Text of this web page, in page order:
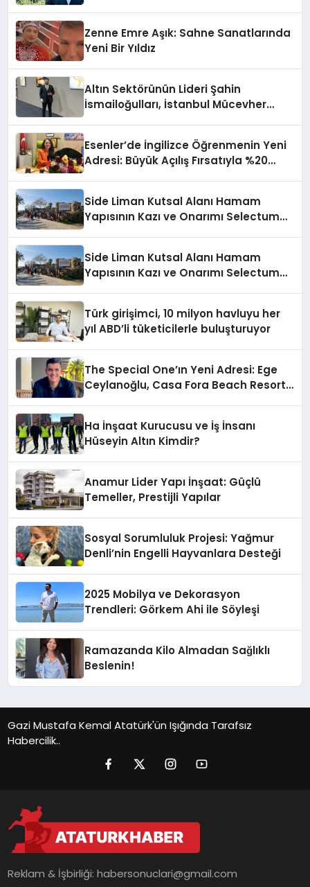
Zenne Emre Aşık: Sahne Sanatlarında
Yeni Bir Yıldız
Altın Sektörünün Lideri Şahin
İsmailoğulları, İstanbul Mücevher
Esenler’de İngilizce Öğrenmenin Yeni
Adresi: Büyük Açılış Fırsatıyla %20
Side Liman Kutsal Alanı Hamam
Yapısının Kazı ve Onarımı Selectum
Side Liman Kutsal Alanı Hamam
Yapısının Kazı ve Onarımı Selectum
Türk girişimci, 10 milyon havluyu her
yıl ABD’li tüketicilerle buluşturuyor
The Special One’ın Yeni Adresi: Ege
Ceylanoğlu, Casa Fora Beach Resort
Ha İnşaat Kurucusu ve İş İnsanı
Hüseyin Altın Kimdir?
Anamur Lider Yapı İnşaat: Güçlü
Temeller, Prestijli Yapılar
Sosyal Sorumluluk Projesi: Yağmur
Denli’nin Engelli Hayvanlara Desteği
2025 Mobilya ve Dekorasyon
Trendleri: Görkem Ahi ile Söyleşi
Ramazanda Kilo Almadan Sağlıklı
Beslenin!
Gazi Mustafa Kemal Atatürk'ün Işığında Tarafsız
Habercilik..
Reklam & İşbirliği:habersonuclari@gmail.com